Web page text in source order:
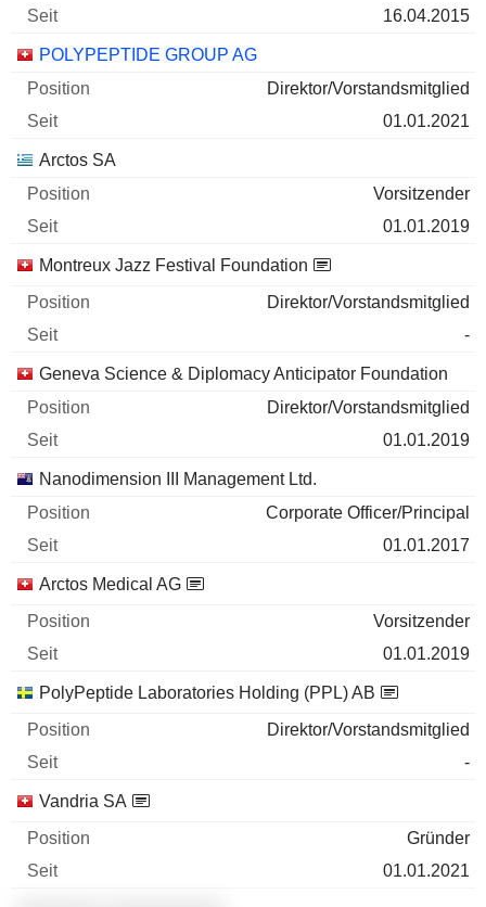
16.04.2015
POLYPEPTIDE GROUP AG
Direktor/Vorstandsmitglied
01.01.2021
Arctos SA
Vorsitzender
01.01.2019
Montreux Jazz Festival Foundation
Direktor/Vorstandsmitglied
-
Geneva Science & Diplomacy Anticipator Foundation
Direktor/Vorstandsmitglied
01.01.2019
Nanodimension III Management Ltd.
Corporate Officer/Principal
01.01.2017
Arctos Medical AG
Vorsitzender
01.01.2019
PolyPeptide Laboratories Holding (PPL) AB
Direktor/Vorstandsmitglied
-
Vandria SA
Gründer
01.01.2021